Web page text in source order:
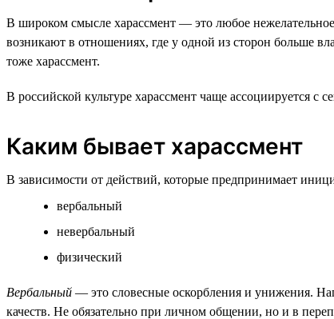
В широком смысле харассмент — это любое
возникают в отношениях, где у одной из сторон больше
тоже харассмент.
В российской культуре харассмент чаще ассоциируется с
Каким бывает харассмент
В зависимости от действий, которые предпринимает
вербальный
невербальный
физический
Вербальный — это словесные оскорбления и унижения.
качеств. Не обязательно при личном общении, но и в